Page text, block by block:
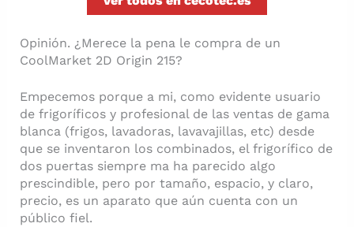
Opinión. ¿Merece la pena le compra de un
CoolMarket 2D Origin 215?
Empecemos porque a mi, como evidente usuario
de frigoríficos y profesional de las ventas de gama
blanca (frigos, lavadoras, lavavajillas, etc) desde
que se inventaron los combinados, el frigorífico de
dos puertas siempre ma ha parecido algo
prescindible, pero por tamaño, espacio, y claro,
precio, es un aparato que aún cuenta con un
público fiel.